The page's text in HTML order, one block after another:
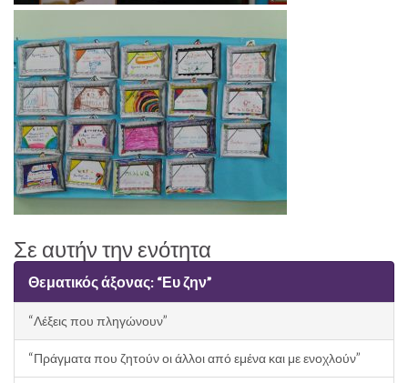
Σε αυτήν την ενότητα
Θεματικός άξονας: “Ευ ζην”
“Λέξεις που πληγώνουν”
“Πράγματα που ζητούν οι άλλοι από εμένα και με ενοχλούν”